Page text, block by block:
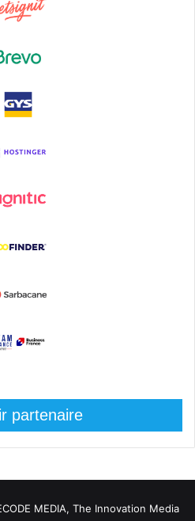
partenaire
MEDIA, The Innovation Media